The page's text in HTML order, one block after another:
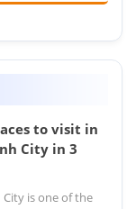
to visit in
City in 3
is one of the